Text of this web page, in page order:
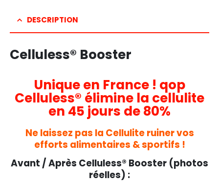
DESCRIPTION
Celluless® Booster
Unique en France ! qop
Celluless® élimine la cellulite
en 45 jours de 80%
Ne laissez pas la Cellulite ruiner vos
efforts alimentaires & sportifs !
Avant / Après Celluless® Booster (photos
réelles) :